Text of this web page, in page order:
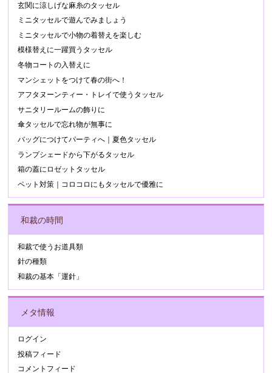
玄関に涼しげな麻糸のタッセル
ミニタッセルで遊んでみましょう
ミニタッセルで小物の着替えを楽しむ
模様替えに一躍買うタッセル
冬物コートの入替えに
マンシェットをつけて春の街へ！
アフタヌーンティー・トレイで使うタッセル
サニタリールームの飾りに
傘タッセルで忘れ物が無事に
バッグにつけてパーティへ｜夏色タッセル
ランプシェードから下がるタッセル
箱の蓋にロゼットタッセル
ペット対策｜コロコロにもタッセルで優雅に
和裁の時間
和裁で使うお道具類
針の種類
和裁の基本「運針」
メタ情報
ログイン
投稿フィード
コメントフィード